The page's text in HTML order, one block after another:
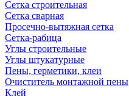
Сетка строительная
Сетка сварная
Просечно-вытяжная сетка
Сетка-рабица
Углы строительные
Углы штукатурные
Пены, герметики, клеи
Очиститель монтажной пены
Клей